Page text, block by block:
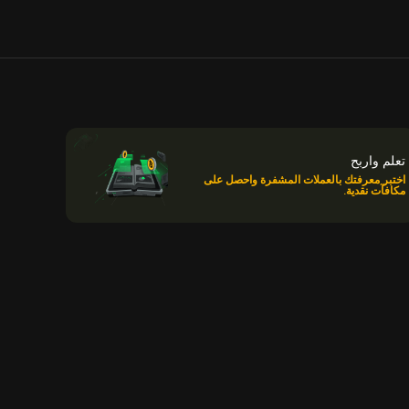
تعلم واربح
اختبر معرفتك بالعملات المشفرة واحصل على
مكافآت نقدية.